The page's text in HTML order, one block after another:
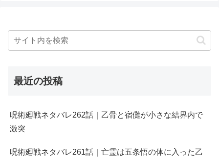
最近の投稿
呪術廻戦ネタバレ262話｜乙骨と宿儺が小さな結界内で
激突
呪術廻戦ネタバレ261話｜亡霊は五条悟の体に入った乙